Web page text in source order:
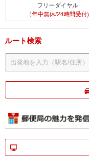
フリーダイヤル
（年中無休/24時間受付)
ルート検索